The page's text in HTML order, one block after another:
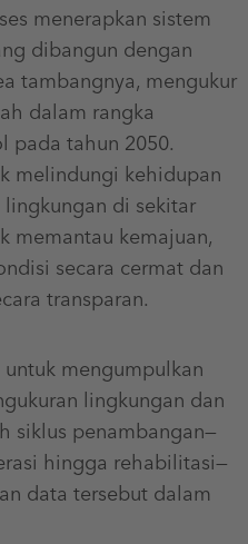
menerapkan sistem
dibangun dengan
tambangnya, mengukur
dalam rangka
pada tahun 2050.
melindungi kehidupan
di sekitar
memantau kemajuan,
secara cermat dan
transparan.
mengumpulkan
lingkungan dan
siklus penambangan—
hingga rehabilitasi—
data tersebut dalam